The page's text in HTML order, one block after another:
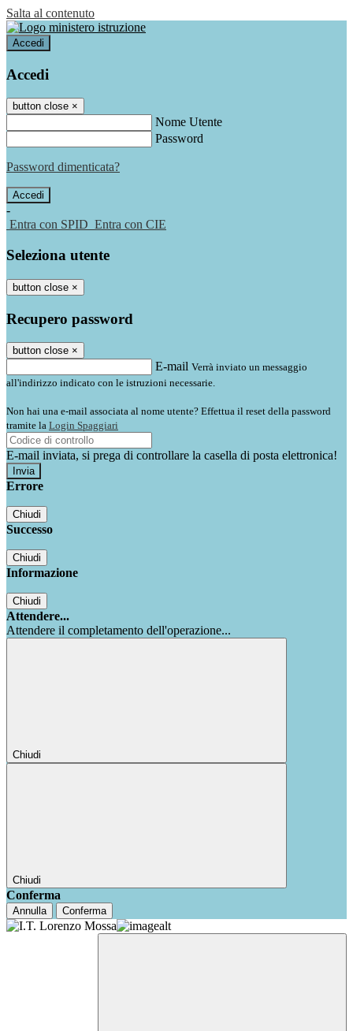
Salta al contenuto
Accedi
Accedi
button close ×
Nome Utente
Password
Password dimenticata?
-
Entra con SPID Entra con CIE
Seleziona utente
button close ×
Recupero password
button close ×
E-mail Verrà inviato un messaggio
all'indirizzo indicato con le istruzioni necessarie.
Non hai una e-mail associata al nome utente? Effettua il reset della password
tramite la Login Spaggiari
E-mail inviata, si prega di controllare la casella di posta elettronica!
Errore
Chiudi
Successo
Chiudi
Informazione
Chiudi
Attendere...
Attendere il completamento dell'operazione...
Chiudi
Chiudi
Conferma
Annulla Conferma